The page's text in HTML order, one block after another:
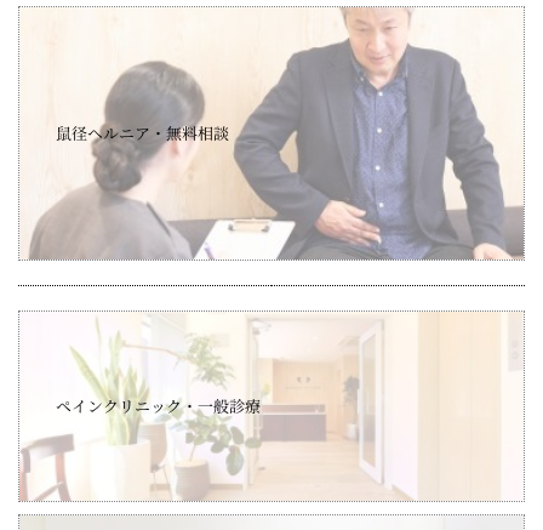
鼠径ヘルニア・無料相談
ペインクリニック・一般診療